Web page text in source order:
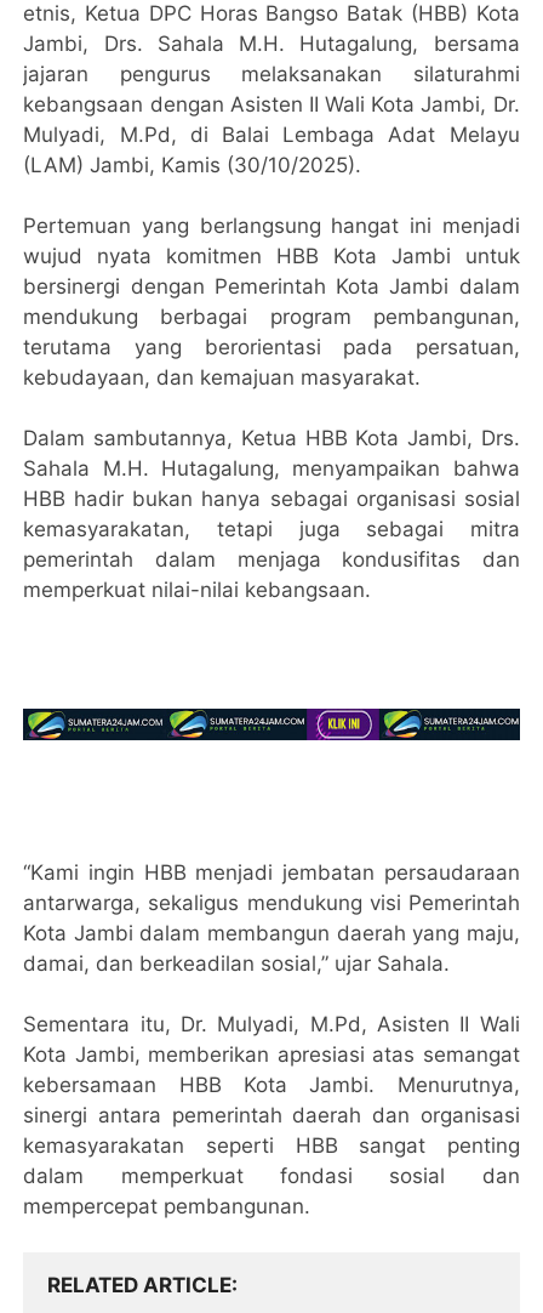
etnis, Ketua DPC Horas Bangso Batak (HBB) Kota
Jambi, Drs. Sahala M.H. Hutagalung, bersama
jajaran pengurus melaksanakan silaturahmi
kebangsaan dengan Asisten II Wali Kota Jambi, Dr.
Mulyadi, M.Pd, di Balai Lembaga Adat Melayu
(LAM) Jambi, Kamis (30/10/2025).
Pertemuan yang berlangsung hangat ini menjadi
wujud nyata komitmen HBB Kota Jambi untuk
bersinergi dengan Pemerintah Kota Jambi dalam
mendukung berbagai program pembangunan,
terutama yang berorientasi pada persatuan,
kebudayaan, dan kemajuan masyarakat.
Dalam sambutannya, Ketua HBB Kota Jambi, Drs.
Sahala M.H. Hutagalung, menyampaikan bahwa
HBB hadir bukan hanya sebagai organisasi sosial
kemasyarakatan, tetapi juga sebagai mitra
pemerintah dalam menjaga kondusifitas dan
memperkuat nilai-nilai kebangsaan.
“Kami ingin HBB menjadi jembatan persaudaraan
antarwarga, sekaligus mendukung visi Pemerintah
Kota Jambi dalam membangun daerah yang maju,
damai, dan berkeadilan sosial,” ujar Sahala.
Sementara itu, Dr. Mulyadi, M.Pd, Asisten II Wali
Kota Jambi, memberikan apresiasi atas semangat
kebersamaan HBB Kota Jambi. Menurutnya,
sinergi antara pemerintah daerah dan organisasi
kemasyarakatan seperti HBB sangat penting
dalam memperkuat fondasi sosial dan
mempercepat pembangunan.
RELATED ARTICLE